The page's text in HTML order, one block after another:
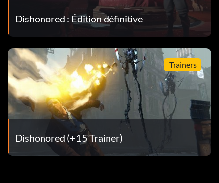
Dishonored : Édition définitive
Trainers
Dishonored (+15 Trainer)